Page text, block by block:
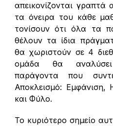
απεικονίζονται
τα όνειρα του κάθε
τονίσουν ότι όλα τα
θέλουν τα ίδια
θα χωριστούν σε 4
ομάδα θα αναλύσει
παράγοντα που
Αποκλεισμό: Εμφάνιση,
και Φύλο.
Το κυριότερο σημείο